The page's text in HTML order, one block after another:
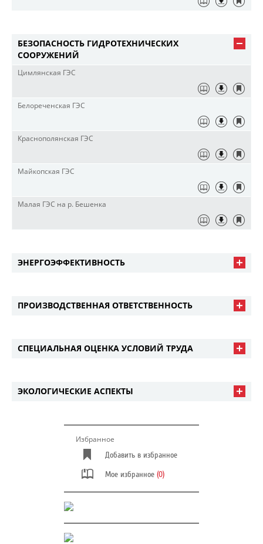
БЕЗОПАСНОСТЬ ГИДРОТЕХНИЧЕСКИХ
СООРУЖЕНИЙ
Цимлянская ГЭС
Белореченская ГЭС
Краснополянская ГЭС
Майкопская ГЭС
Малая ГЭС на р. Бешенка
ЭНЕРГОЭФФЕКТИВНОСТЬ
ПРОИЗВОДСТВЕННАЯ ОТВЕТСТВЕННОСТЬ
СПЕЦИАЛЬНАЯ ОЦЕНКА УСЛОВИЙ ТРУДА
ЭКОЛОГИЧЕСКИЕ АСПЕКТЫ
Избранное
Добавить в избранное
Мое избранное (0)